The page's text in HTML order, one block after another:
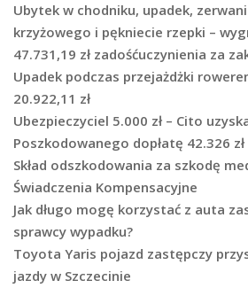
Ubytek w chodniku, upadek,
krzyżowego i pękniecie rzepki –
47.731,19 zł zadośćuczynienia za
Upadek podczas przejażdżki
20.922,11 zł
Ubezpieczyciel 5.000 zł – Cito
Poszkodowanego dopłatę 42.326 zł
Skład odszkodowania za szkodę
Świadczenia Kompensacyjne
Jak długo mogę korzystać z auta
sprawcy wypadku?
Toyota Yaris pojazd zastępczy
jazdy w Szczecinie